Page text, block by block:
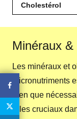
Cholestérol
Minéraux
Les minéraux et
micronutriments
bien que
rôles cruciaux